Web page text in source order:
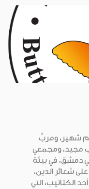
شهير، ومربٍّ
مجيد، ومجمعي
ولد عام 1895 في دمشق، في بيئة
شعائر الدين،
الكتاتيب، التي